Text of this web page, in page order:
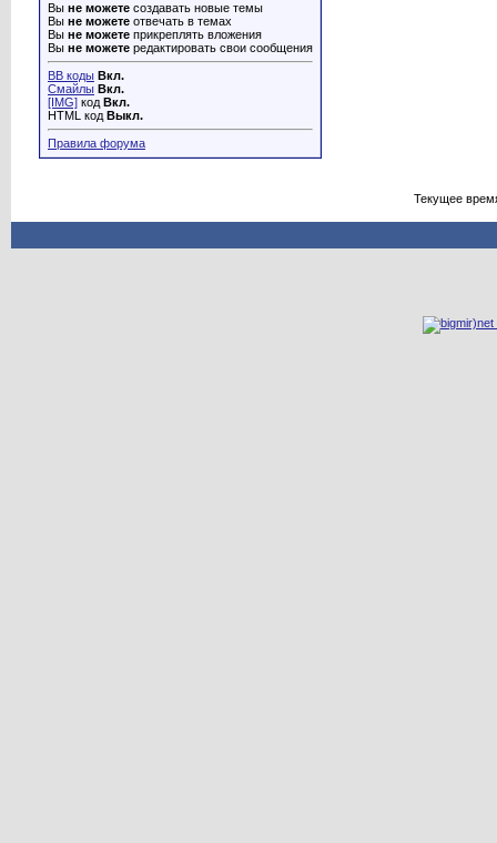
Вы не можете создавать новые темы
Вы не можете отвечать в темах
Вы не можете прикреплять вложения
Вы не можете редактировать свои сообщения
BB коды Вкл.
Смайлы Вкл.
[IMG] код Вкл.
HTML код Выкл.
Правила форума
Текущее